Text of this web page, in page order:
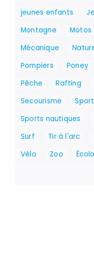
jeunes enfants
Montagne
Motos
Mécanique
Pompiers
Poney
Pêche
Rafting
Secourisme
Sports nautiques
Surf
Tir à l'arc
Vélo
Zoo